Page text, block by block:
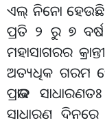
ଏଲ୍ ନିନୋ ହେଉଛି
ପ୍ରତି ୨ ରୁ ୭ ବର୍ଷ
ମହାସାଗରର
ଅତ୍ୟଧିକ ଗରମ
ପ୍ରଭାବ
ସାଧାରଣ ଦିନରେ